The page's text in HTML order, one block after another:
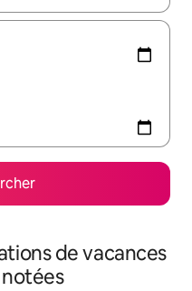
de vacances